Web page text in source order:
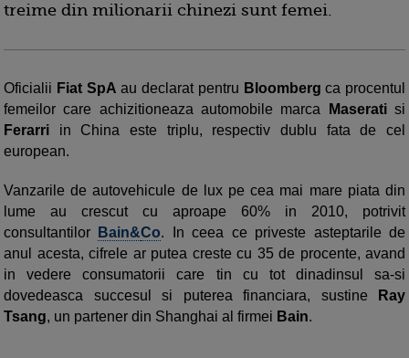
treime din milionarii chinezi sunt femei.
Oficialii Fiat SpA au declarat pentru Bloomberg ca procentul
femei lor care achizitioneaza automobile marca Maseratisi
Ferarri
in China este triplu, respectiv dublu
fata de cel
european.
Vanzarile de autovehicule de lux pe cea mai mare piata din
lume
au crescut cu aproape 60% in 2010, potrivit
consultantilor
Bain&Co.
In ceea ce priveste asteptarile de
anul acesta, cifrele ar putea creste cu 35 de procente, avand
in vedere consumatorii
care tin cu tot dinadinsul sa-si
dovedeasca succesul si puterea financiara, sustine
Ray
Tsang, un partener din Shanghai al firmei Bain.